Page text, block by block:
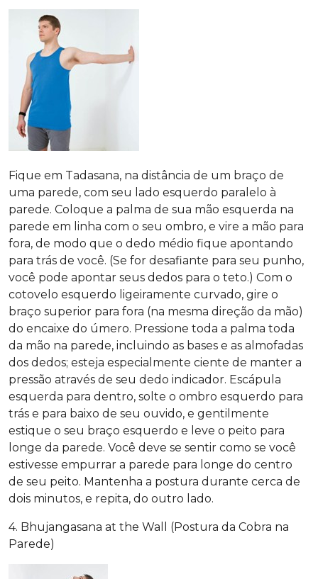
Fique em Tadasana, na distância de um braço de
uma parede, com seu lado esquerdo paralelo à
parede. Coloque a palma de sua mão esquerda na
parede em linha com o seu ombro, e vire a mão para
fora, de modo que o dedo médio fique apontando
para trás de você. (Se for desafiante para seu punho,
você pode apontar seus dedos para o teto.) Com o
cotovelo esquerdo ligeiramente curvado, gire o
braço superior para fora (na mesma direção da mão)
do encaixe do úmero. Pressione toda a palma toda
da mão na parede, incluindo as bases e as almofadas
dos dedos; esteja especialmente ciente de manter a
pressão através de seu dedo indicador. Escápula
esquerda para dentro, solte o ombro esquerdo para
trás e para baixo de seu ouvido, e gentilmente
estique o seu braço esquerdo e leve o peito para
longe da parede. Você deve se sentir como se você
estivesse empurrar a parede para longe do centro
de seu peito. Mantenha a postura durante cerca de
dois minutos, e repita, do outro lado.
4. Bhujangasana at the Wall (Postura da Cobra na
Parede)